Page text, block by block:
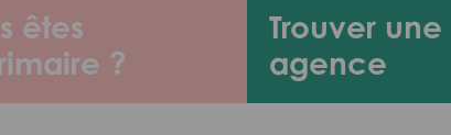
êtes
?
Trouver une
agence